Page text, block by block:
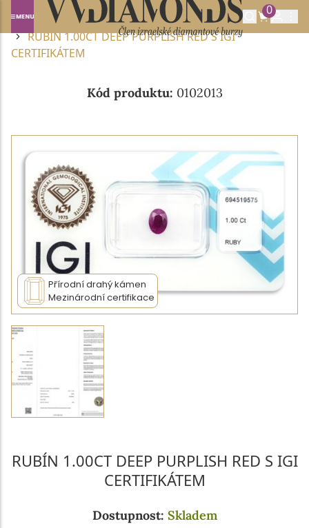
0
Domů DRAHOKAMY A POLODRAHOKAMY
RUBÍN
RUBÍN 1.00CT DEEP PURPLISH RED S IGI
CERTIFIKÁTEM
Kód produktu: 0102013
Přírodní drahý kámen
Mezinárodní certifikace
RUBÍN 1.00CT DEEP PURPLISH RED S IGI
CERTIFIKÁTEM
Dostupnost: Skladem